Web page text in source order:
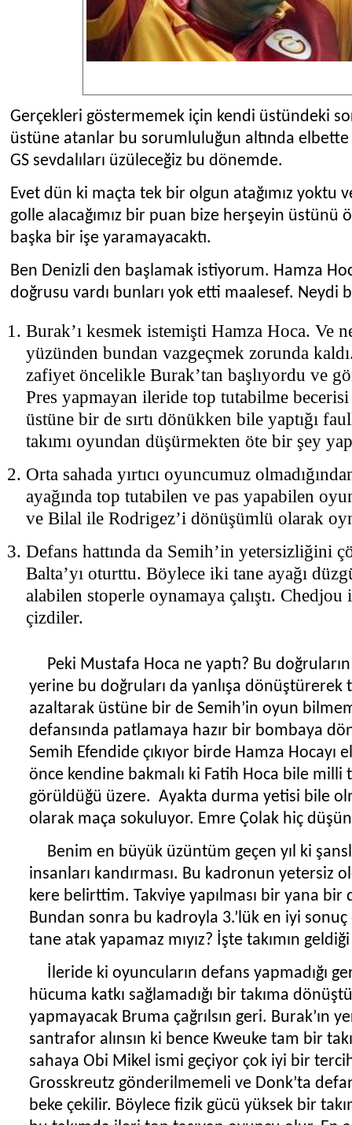
Gerçekleri göstermemek için kendi üstündeki
üstüne atanlar bu sorumluluğun altında elbette
GS sevdalıları üzüleceğiz bu dönemde.
Evet dün ki maçta tek bir olgun atağımız yoktu
golle alacağımız bir puan bize herşeyin üstünü
başka bir işe yaramayacaktı.
Ben Denizli den başlamak istiyorum. Hamza
doğrusu vardı bunları yok etti maalesef. Neydi
Burak’ı kesmek istemişti Hamza Hoca. Ve
yüzünden bundan vazgeçmek zorunda
zafiyet öncelikle Burak’tan başlıyordu ve
Pres yapmayan ileride top tutabilme
üstüne bir de sırtı dönükken bile yaptığı
takımı oyundan düşürmekten öte bir şey
Orta sahada yırtıcı oyuncumuz
ayağında top tutabilen ve pas yapabilen
ve Bilal ile Rodrigez’i dönüşümlü olarak
Defans hattında da Semih’in yetersizliğini
Balta’yı oturttu. Böylece iki tane ayağı
alabilen stoperle oynamaya çalıştı.
çizdiler.
Peki Mustafa Hoca ne yaptı? Bu
yerine bu doğruları da yanlışa dönüştürerek
azaltarak üstüne bir de Semih’in oyun
defansında patlamaya hazır bir bombaya
Semih Efendide çıkıyor birde Hamza Hocayı
önce kendine bakmalı ki Fatih Hoca bile milli
görüldüğü üzere. Ayakta durma yetisi bile
olarak maça sokuluyor. Emre Çolak hiç
Benim en büyük üzüntüm geçen yıl ki
insanları kandırması. Bu kadronun yetersiz
kere belirttim. Takviye yapılması bir yana
Bundan sonra bu kadroyla 3.’lük en iyi
tane atak yapamaz mıyız? İşte takımın
İleride ki oyuncuların defans yapmadığı
hücuma katkı sağlamadığı bir takıma
yapmayacak Bruma çağrılsın geri. Burak’ın
santrafor alınsın ki bence Kweuke tam bir
sahaya Obi Mikel ismi geçiyor çok iyi bir
Grosskreutz gönderilmemeli ve Donk’ta
beke çekilir. Böylece fizik gücü yüksek bir